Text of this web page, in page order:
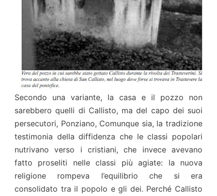
Secondo una variante, la casa e il pozzo non
sarebbero quelli di Callisto, ma del capo dei suoi
persecutori, Ponziano, Comunque sia, la tradizione
testimonia della diffidenza che le classi popolari
nutrivano verso i cristiani, che invece avevano
fatto proseliti nelle classi più agiate: la nuova
religione rompeva l’equilibrio che si era
consolidato tra il popolo e gli dei. Perché Callisto